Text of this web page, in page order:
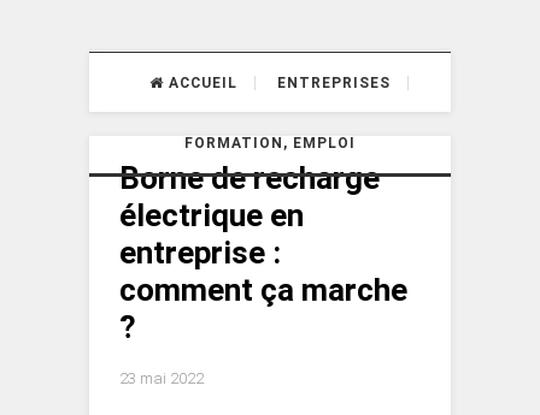
ACCUEIL ENTREPRISES
FORMATION, EMPLOI
Borne de recharge
électrique en
entreprise :
comment ça marche
?
23 mai 2022